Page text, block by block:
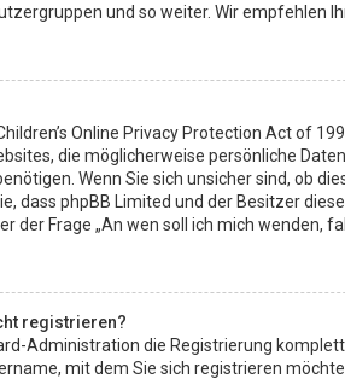
und so weiter. Wir empfehlen
Online Privacy Protection Act of
die möglicherweise persönliche
Wenn Sie sich unsicher sind, ob
dass phpBB Limited und der Besitzer
der Frage „An wen soll ich mich wenden,
registrieren?
Administration die Registrierung
mit dem Sie sich registrieren